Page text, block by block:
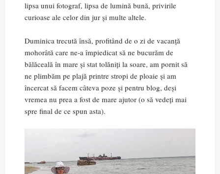
lipsa unui fotograf, lipsa de lumină bună, privirile
curioase ale celor din jur și multe altele.
Duminica trecută însă, profitând de o zi de vacanță
mohorâtă care ne-a împiedicat să ne bucurăm de
bălăceală în mare și stat tolăniți la soare, am pornit să
ne plimbăm pe plajă printre stropi de ploaie și am
încercat să facem câteva poze și pentru blog, deși
vremea nu prea a fost de mare ajutor (o să vedeți mai
spre final de ce spun asta).